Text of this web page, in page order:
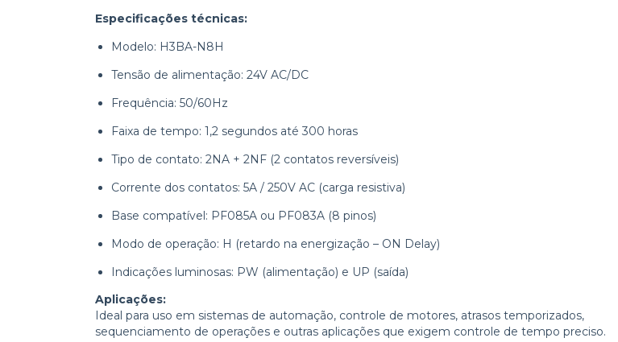
Especificações técnicas:
Modelo: H3BA-N8H
Tensão de alimentação: 24V AC/DC
Frequência: 50/60Hz
Faixa de tempo: 1,2 segundos até 300 horas
Tipo de contato: 2NA + 2NF (2 contatos reversíveis)
Corrente dos contatos: 5A / 250V AC (carga resistiva)
Base compatível: PF085A ou PF083A (8 pinos)
Modo de operação: H (retardo na energização – ON Delay)
Indicações luminosas: PW (alimentação) e UP (saída)
Aplicações:
Ideal para uso em sistemas de automação, controle de motores, atrasos temporizados,
sequenciamento de operações e outras aplicações que exigem controle de tempo preciso.